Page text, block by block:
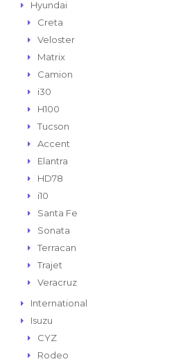
Hyundai
Creta
Veloster
Matrix
Camion
i30
H100
Tucson
Accent
Elantra
HD78
i10
Santa Fe
Sonata
Terracan
Trajet
Veracruz
International
Isuzu
CYZ
Rodeo